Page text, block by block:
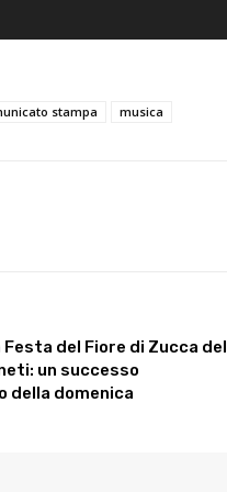
stampa musica
del Fiore di Zucca del
un successo
della domenica